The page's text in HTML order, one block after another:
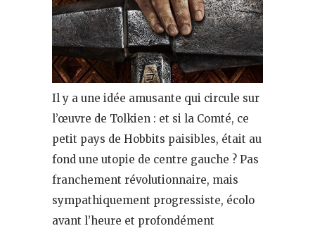
Il y a une idée amusante qui circule sur
l’œuvre de Tolkien : et si la Comté, ce
petit pays de Hobbits paisibles, était au
fond une utopie de centre gauche ? Pas
franchement révolutionnaire, mais
sympathiquement progressiste, écolo
avant l’heure et profondément